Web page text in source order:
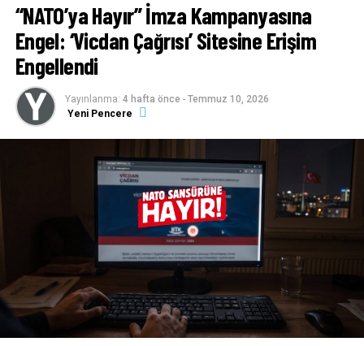
“NATO’ya Hayır” İmza Kampanyasına
Engel: ‘Vicdan Çağrısı’ Sitesine Erişim
Engellendi
Yayınlanma: 4 hafta önce - Temmuz 10, 2026
Yeni Pencere